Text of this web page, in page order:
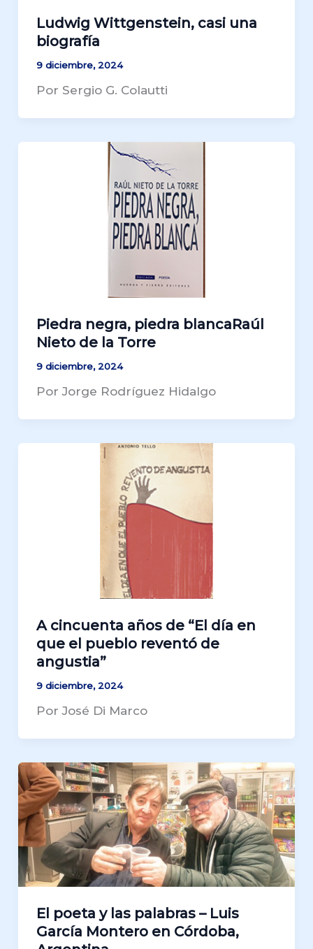
Ludwig Wittgenstein, casi una
biografía
9 diciembre, 2024
Por Sergio G. Colautti
Piedra negra, piedra blancaRaúl
Nieto de la Torre
9 diciembre, 2024
Por Jorge Rodríguez Hidalgo
A cincuenta años de “El día en
que el pueblo reventó de
angustia”
9 diciembre, 2024
Por José Di Marco
El poeta y las palabras – Luis
García Montero en Córdoba,